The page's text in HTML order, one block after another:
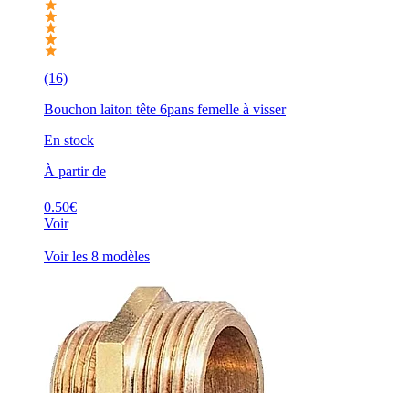
(16)
Bouchon laiton tête 6pans femelle à visser
En stock
À partir de
0.50€
Voir
Voir les 8 modèles